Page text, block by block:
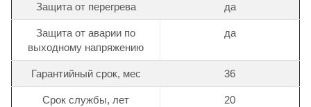
Защита от перегрева да
Защита от аварии по
выходному напряжению
да
Гарантийный срок, мес 36
Срок службы, лет 20